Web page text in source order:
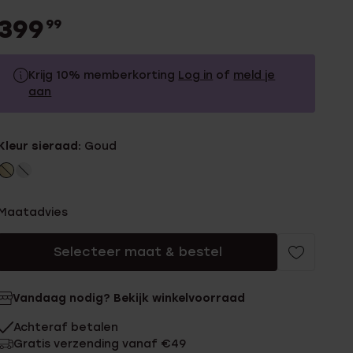
99
Krijg 10% memberkorting Log in of meld je
aan
Zonder memberkorting
sieraad: Goud
Selecteer maat & bestel
Vandaag nodig? Bekijk winkelvoorraad
Achteraf betalen
Gratis verzending vanaf €49